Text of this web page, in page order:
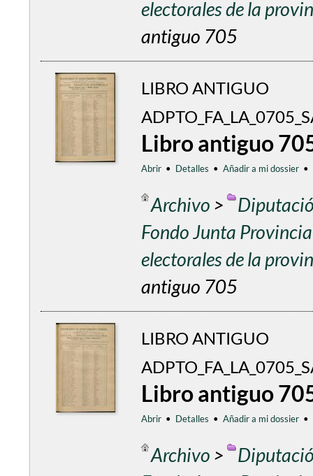
electorales de la
antiguo 705
LIBRO ANTIGUO
Libro antiguo
Abrir • Detalles • Añadir a mi dossier •
Archivo >
Fondo Junta
electorales de la
antiguo 705
LIBRO ANTIGUO
Libro antiguo
Abrir • Detalles • Añadir a mi dossier •
Archivo >